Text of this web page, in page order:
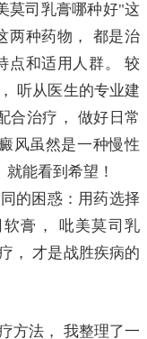
莫司乳膏哪种好"这
两种药物， 都是治
点和适用人群。 较
听从医生的专业建
合治疗， 做好日常
风虽然是一种慢性
能看到希望！
的困惑：用药选择
膏， 吡美莫司乳
， 才是战胜疾病的
方法， 我整理了一